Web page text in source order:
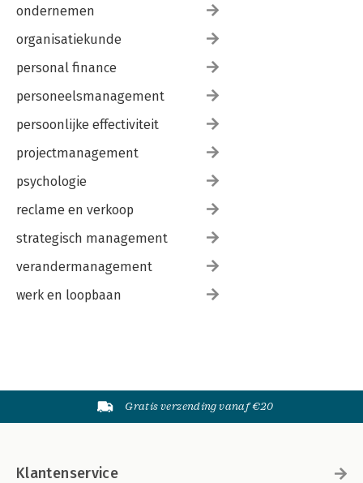
ondernemen
organisatiekunde
personal finance
personeelsmanagement
persoonlijke effectiviteit
projectmanagement
psychologie
reclame en verkoop
strategisch management
verandermanagement
werk en loopbaan
Gratis verzending vanaf €20
Klantenservice